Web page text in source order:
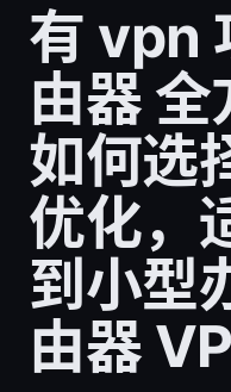
有 vpn
由器 全
如何选
优化，
到小型
由器